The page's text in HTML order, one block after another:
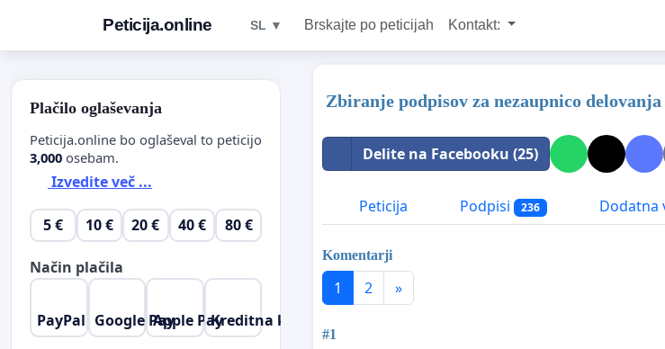
Peticija.online SL ▼ Brskajte po peticijah Kontakt:
Zbiranje podpisov za nezaupnico
Delite na Facebooku (25)
Peticija Podpisi 236 Dodatna
Komentarji
1 2 »
#1
Plačilo oglaševanja
Peticija.online bo oglaševal to peticijo
3,000 osebam.
Izvedite več ...
5 € 10 € 20 € 40 € 80 €
Način plačila
PayPal Google PayApple PayKreditna kartica